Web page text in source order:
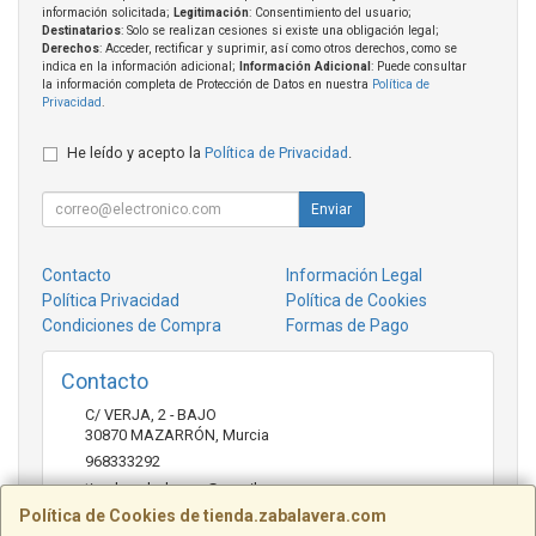
Política de Cookies de tienda.zabalavera.com
información solicitada; Legitimación: Consentimiento del usuario;
Destinatarios: Solo se realizan cesiones si existe una obligación legal;
Derechos: Acceder, rectificar y suprimir, así como otros derechos, como se
indica en la información adicional;
Información Adicional : Puede consultar
la información completa de Protección de Datos en nuestra Política de
Privacidad
He leído y acepto la Política de Privacidad
Enviar
Contacto
Información Legal
Política Privacidad
Política de Cookies
Condiciones de Compra
Formas de Pago
Contacto
C/ VERJA, 2 - BAJO
30870 MAZARRÓN Murcia
968333292
tienda.zabalavera@gmail.com